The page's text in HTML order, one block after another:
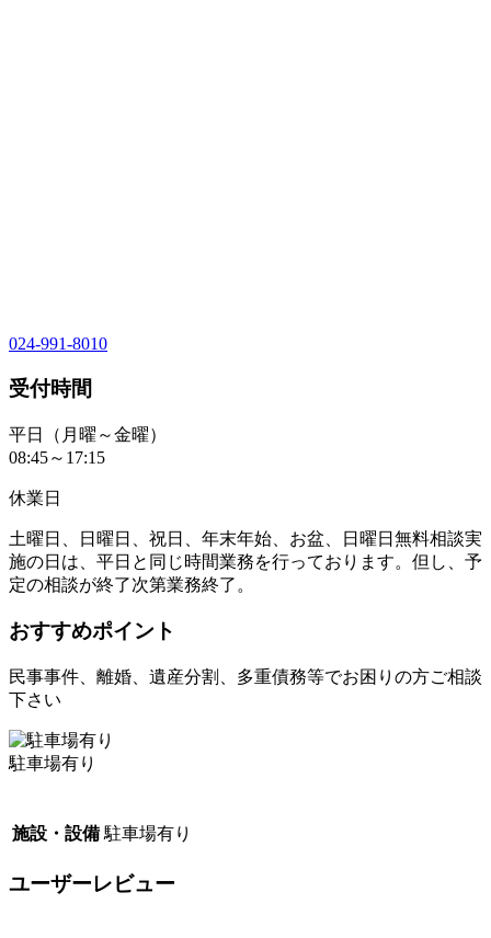
024-991-8010
受付時間
平日（月曜～金曜）
08:45～17:15
休業日
土曜日、日曜日、祝日、年末年始、お盆、日曜日無料相談実
施の日は、平日と同じ時間業務を行っております。但し、予
定の相談が終了次第業務終了。
おすすめポイント
民事事件、離婚、遺産分割、多重債務等でお困りの方ご相談
下さい
駐車場有り
施設・設備 駐車場有り
ユーザーレビュー